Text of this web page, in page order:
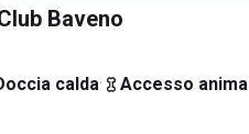
Baveno
calda· Accesso